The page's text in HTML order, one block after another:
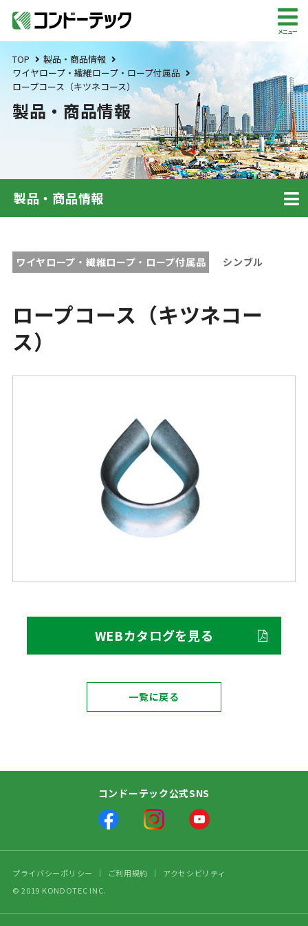
メニュー
TOP
製品・商品情報
ワイヤロープ・繊維ロープ・ロープ付属品
ロープコース（キツネコース）
製品・商品情報
製品・商品情報
ワイヤロープ・繊維ロープ・ロープ付属品 シンブル
ロープコース（キツネコー
ス）
WEBカタログを見る
一覧に戻る
コンドーテック公式SNS
プライバシーポリシー ご利用規約
アクセシビリティ
© 2019 KONDOTEC INC.